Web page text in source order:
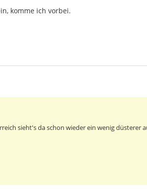
komme ich vorbei.
sieht's da schon wieder ein wenig düsterer